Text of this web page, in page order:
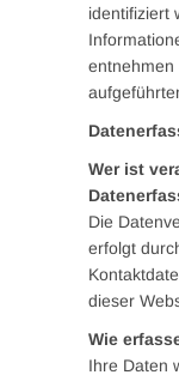
identifiziert
entnehmen
Wer ist
Die
erfolgt
dieser
Wie
Ihre Daten